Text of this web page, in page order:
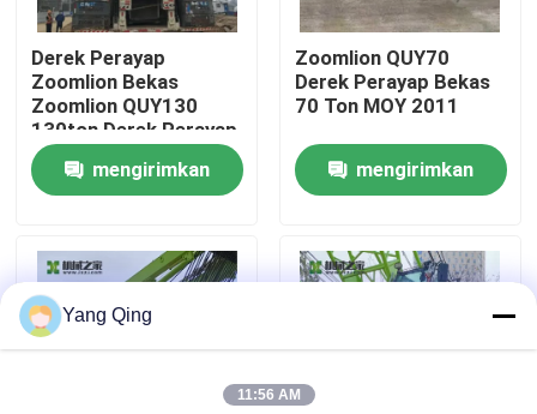
Kontrol kualitas
Hubungi kami
Permintaan Penawaran
Truk Derek Bekas
Derek Truk Bekas
Digunakan Semua Crane Medan
Derek Perayap
Zoomlion Bekas
Zoomlion QUY130
130ton Derek Perayap
Tangan Kedua
mengirimkan
Zoomlion QUY70
Derek Perayap Bekas
70 Ton MOY 2011
mengirimkan
Yang Qing
11:56 AM